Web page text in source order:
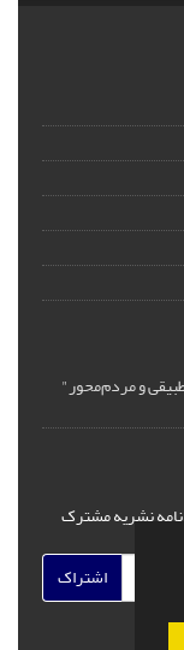
و مردم‌محور"
نشریه مشترک
اشتراک